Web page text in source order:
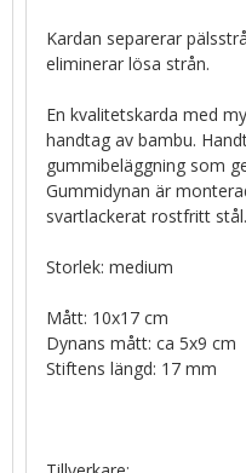
Kardan separerar
eliminerar lösa strån.
En kvalitetskarda med
handtag av bambu.
gummibeläggning som
Gummidynan är
svartlackerat rostfritt stål.
Storlek: medium
Mått: 10x17 cm
Dynans mått: ca 5x9 cm
Stiftens längd: 17 mm